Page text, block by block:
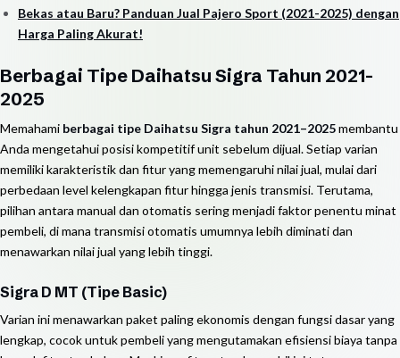
Bekas atau Baru? Panduan Jual Pajero Sport (2021-2025) dengan
Harga Paling Akurat!
Berbagai Tipe Daihatsu Sigra Tahun 2021-
2025
Memahami berbagai tipe Daihatsu Sigra tahun 2021–2025membantu
Anda mengetahui posisi kompetitif unit sebelum dijual. Setiap varian
memiliki karakteristik dan fitur yang memengaruhi nilai jual, mulai dari
perbedaan level kelengkapan fitur hingga jenis transmisi. Terutama,
pilihan antara manual dan otomatis sering menjadi faktor penentu minat
pembeli, di mana transmisi otomatis umumnya lebih diminati dan
menawarkan nilai jual yang lebih tinggi.
Sigra D MT (Tipe Basic)
Varian ini menawarkan paket paling ekonomis dengan fungsi dasar yang
lengkap, cocok untuk pembeli yang mengutamakan efisiensi biaya tanpa